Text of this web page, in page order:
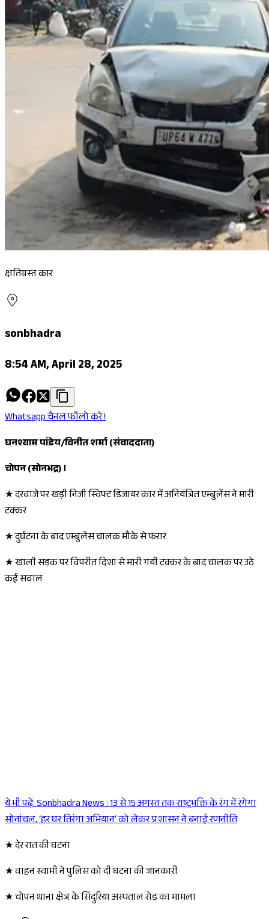
क्षतिग्रस्त कार
sonbhadra
8:54 AM, April 28, 2025
Whatsapp चैनल फॉलो करे !
घनश्याम पांडेय/विनीत शर्मा (संवाददाता)
चोपन (सोनभद्र) ।
★ दरवाजे पर खड़ी निजी स्विफ्ट डिजायर कार में अनियंत्रित एम्बुलेंस ने मारी
टक्कर
★ दुर्घटना के बाद एम्बुलेंस चालक मौके से फरार
★ खाली सड़क पर विपरीत दिशा से मारी गयी टक्कर के बाद चालक पर उठे
कई सवाल
Sponsored
ये भी पढ़ें:Sonbhadra News : 13 से 15 अगस्त तक राष्ट्रभक्ति के रंग में रंगेगा
सोनांचल, ‘हर घर तिरंगा अभियान’ को लेकर प्रशासन ने बनाई रणनीति
★ देर रात की घटना
★ वाहन स्वामी ने पुलिस को दी घटना की जानकारी
★ चोपन थाना क्षेत्र के सिंदुरिया अस्पताल रोड का मामला